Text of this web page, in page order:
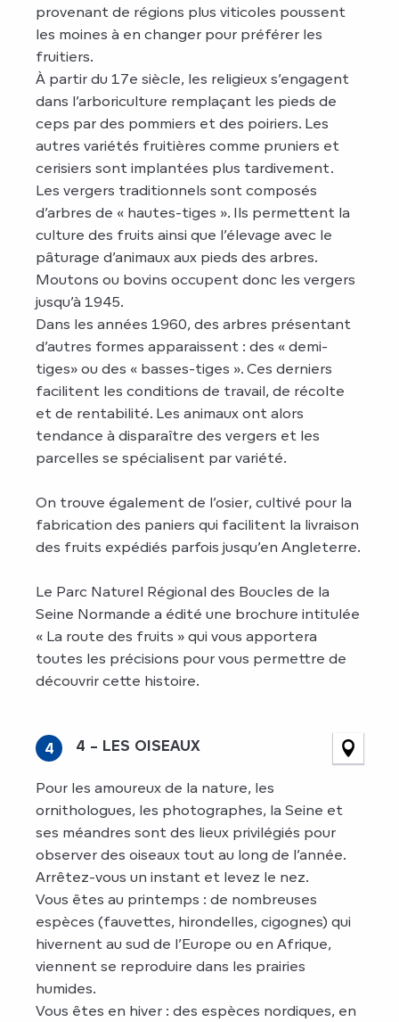
provenant de régions plus viticoles poussent
les moines à en changer pour préférer les
fruitiers.
À partir du 17e siècle, les religieux s’engagent
dans l’arboriculture remplaçant les pieds de
ceps par des pommiers et des poiriers. Les
autres variétés fruitières comme pruniers et
cerisiers sont implantées plus tardivement.
Les vergers traditionnels sont composés
d’arbres de « hautes-tiges ». Ils permettent la
culture des fruits ainsi que l’élevage avec le
pâturage d’animaux aux pieds des arbres.
Moutons ou bovins occupent donc les vergers
jusqu’à 1945.
Dans les années 1960, des arbres présentant
d’autres formes apparaissent : des « demi-
tiges» ou des « basses-tiges ». Ces derniers
facilitent les conditions de travail, de récolte
et de rentabilité. Les animaux ont alors
tendance à disparaître des vergers et les
parcelles se spécialisent par variété.
On trouve également de l’osier, cultivé pour la
fabrication des paniers qui facilitent la livraison
des fruits expédiés parfois jusqu’en Angleterre.
Le Parc Naturel Régional des Boucles de la
Seine Normande a édité une brochure intitulée
« La route des fruits » qui vous apportera
toutes les précisions pour vous permettre de
découvrir cette histoire.
4 4 – LES OISEAUX
Pour les amoureux de la nature, les
ornithologues, les photographes, la Seine et
ses méandres sont des lieux privilégiés pour
observer des oiseaux tout au long de l’année.
Arrêtez-vous un instant et levez le nez.
Vous êtes au printemps : de nombreuses
espèces (fauvettes, hirondelles, cigognes) qui
hivernent au sud de l’Europe ou en Afrique,
viennent se reproduire dans les prairies
humides.
Vous êtes en hiver : des espèces nordiques, en